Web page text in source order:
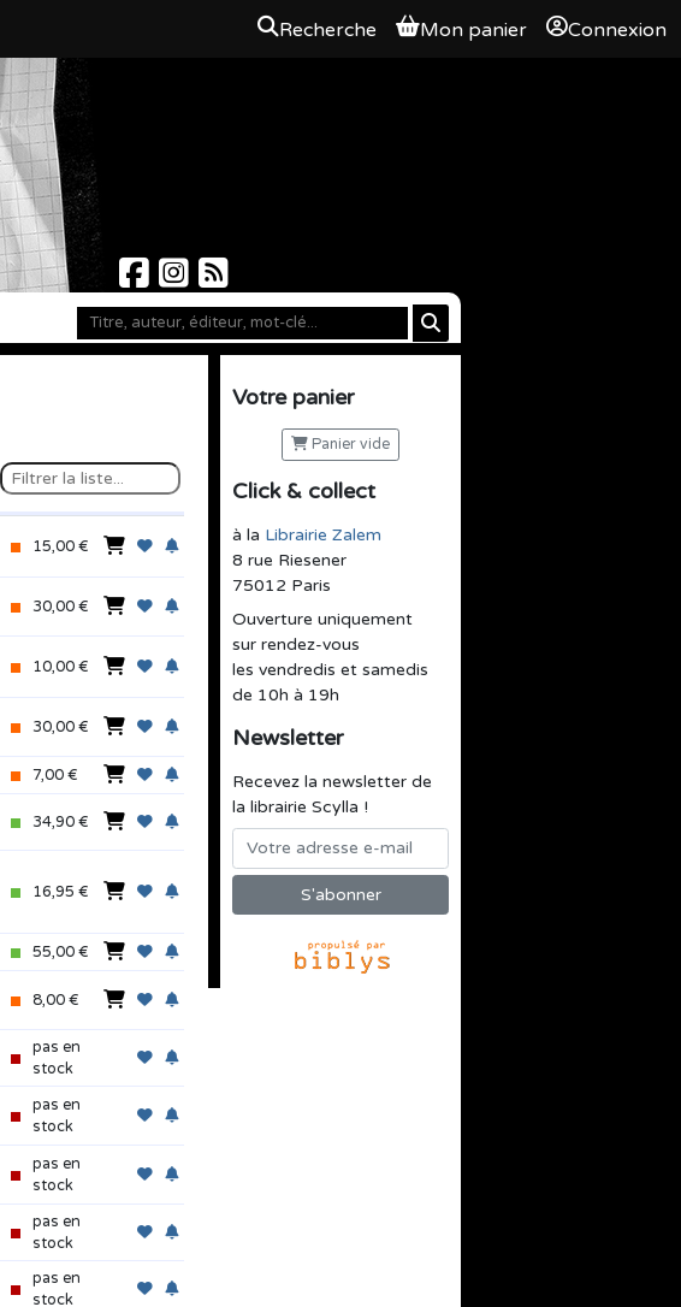
Recherche Mon panier Connexion
Votre panier
Panier vide
Click & collect
à la Librairie Zalem
8 rue Riesener
75012 Paris
Ouverture uniquement
sur rendez-vous
les vendredis et samedis
de 10h à 19h
Newsletter
Recevez la newsletter de
la librairie Scylla !
15,00 €
30,00 €
10,00 €
30,00 €
7,00 €
34,90 €
16,95 €
55,00 €
8,00 €
pas en
stock
pas en
stock
pas en
stock
pas en
stock
pas en
stock